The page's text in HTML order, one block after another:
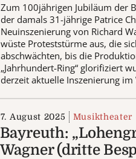
Zum 100jährigen Jubiläum der
der damals 31-jährige Patrice
Neuinszenierung von Richard
wüste Proteststürme aus, die
abschwächten, bis die
„Jahrhundert-Ring“ glorifiziert
derzeit aktuelle Inszenierung im
7. August 2025 Musiktheater
Bayreuth:
Wagner (dritte